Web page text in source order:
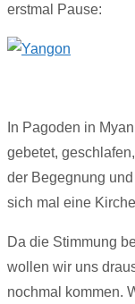
erstmal Pause:
In Pagoden in
gebetet,
der Begegnung
sich mal eine
Da die Stimmung
wollen wir uns
nochmal kommen.